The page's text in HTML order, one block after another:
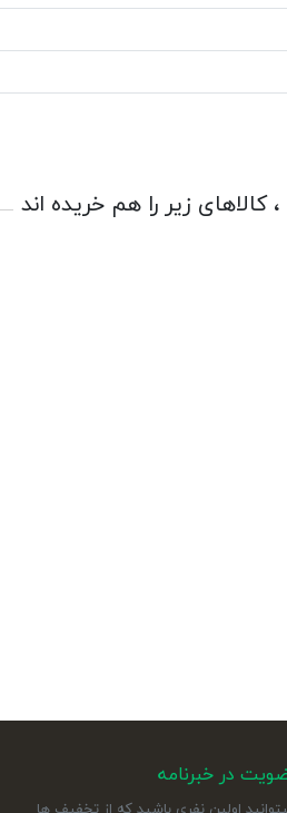
، کالاهای زیر را هم خریده اند
در خبرنامه